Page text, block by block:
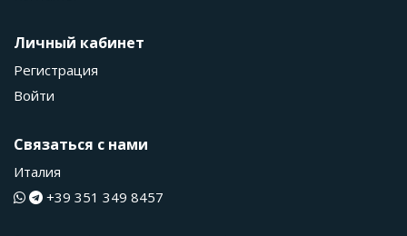
Личный кабинет
Регистрация
Войти
Связаться с нами
Италия
+39 351 349 8457